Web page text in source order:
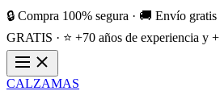
🔒 Compra 100% segura · 🚚 Envío
GRATIS · ⭐ +70 años de experiencia y
CALZAMAS